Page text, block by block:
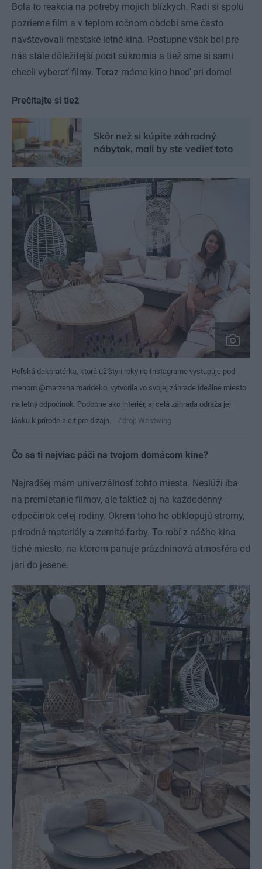
Bola to reakcia na potreby mojich blízkych. Radi si spolu
pozrieme film a v teplom ročnom období sme často
navštevovali mestské letné kiná. Postupne však bol pre
nás stále dôležitejší pocit súkromia a tiež sme si sami
chceli vyberať filmy. Teraz máme kino hneď pri dome!
Prečítajte si tiež
Skôr než si kúpite záhradný
nábytok, mali by ste vedieť toto
Poľská dekoratérka, ktorá už štyri roky na Instagrame vystupuje pod
menom @marzena.marideko, vytvorila vo svojej záhrade ideálne miesto
na letný odpočinok. Podobne ako interiér, aj celá záhrada odráža jej
lásku k prírode a cit pre dizajn.
Zdroj: Westwing
Čo sa ti najviac páči na tvojom domácom kine?
Najradšej mám univerzálnosť tohto miesta. Neslúži iba
na premietanie filmov, ale taktiež aj na každodenný
odpočinok celej rodiny. Okrem toho ho obklopujú stromy,
prírodné materiály a zemité farby. To robí z nášho kina
tiché miesto, na ktorom panuje prázdninová atmosféra od
jari do jesene.